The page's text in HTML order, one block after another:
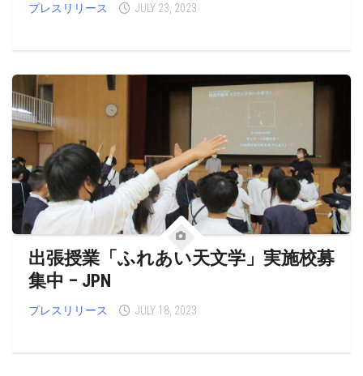
プレスリリース JULY 23, 2023
出張授業「ふれあい天文学」実施校募
集中 – JPN
プレスリリース JULY 18, 2023